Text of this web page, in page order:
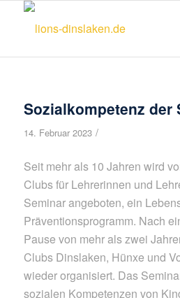
Sozialkompetenz der
14. Februar 2023 /
Seit mehr als 10 Jahren wird
Clubs für Lehrerinnen und
Seminar angeboten, ein
Präventionsprogramm. Nach
Pause von mehr als zwei
Clubs Dinslaken, Hünxe und
wieder organisiert. Das
sozialen Kompetenzen von